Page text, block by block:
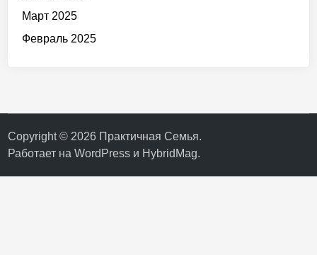
Март 2025
Февраль 2025
Copyright © 2026 Практичная Семья.
Работает наWordPress и HybridMag.